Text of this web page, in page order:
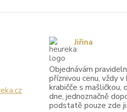
Objednávám
příznivou cenu, vždy
krabičče s mašličkou,
dne, jednoznačně
podstatě pouze zde
Jiřina